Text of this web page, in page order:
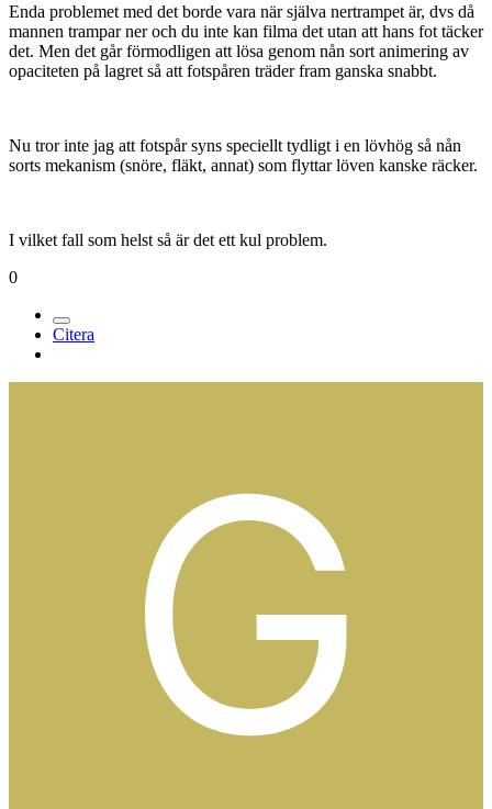
Enda problemet med det borde vara när själva nertrampet är, dvs då
mannen trampar ner och du inte kan filma det utan att hans fot täcker
det. Men det går förmodligen att lösa genom nån sort animering av
opaciteten på lagret så att fotspåren träder fram ganska snabbt.
Nu tror inte jag att fotspår syns speciellt tydligt i en lövhög så nån
sorts mekanism (snöre, fläkt, annat) som flyttar löven kanske räcker.
I vilket fall som helst så är det ett kul problem.
0
Citera